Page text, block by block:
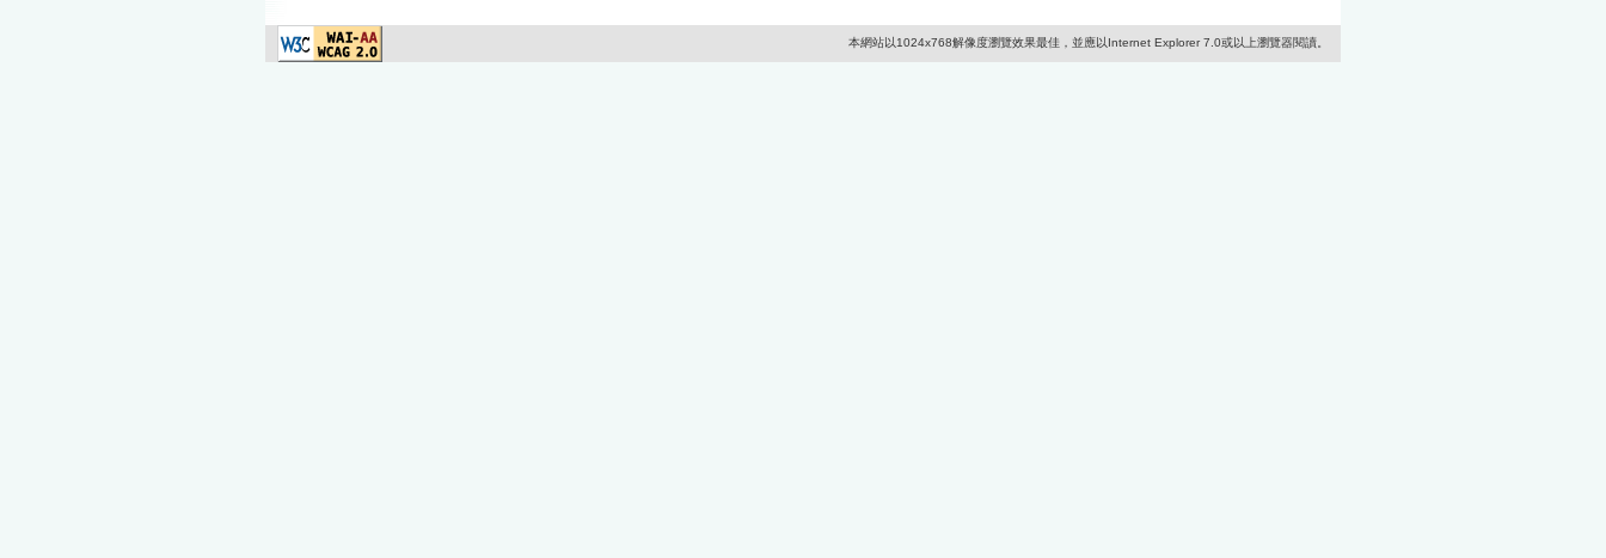
本網站以1024x768解像度瀏覽效果最佳，並應以Internet Explorer 7.0或以上瀏覽器閱讀。